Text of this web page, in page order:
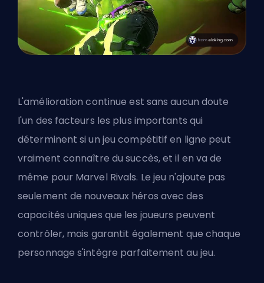
L'amélioration continue est sans aucun doute
l'un des facteurs les plus importants qui
déterminent si un jeu compétitif en ligne peut
vraiment connaître du succès, et il en va de
même pour Marvel Rivals. Le jeu n'ajoute pas
seulement de nouveaux héros avec des
capacités uniques que les joueurs peuvent
contrôler, mais garantit également que chaque
personnage s'intègre parfaitement au jeu.